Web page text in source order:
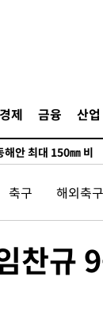
경제 금융 산업
0.6% 나스닥
0.6% 나스닥
0.6% 나스닥
축구 해외축구
찬규